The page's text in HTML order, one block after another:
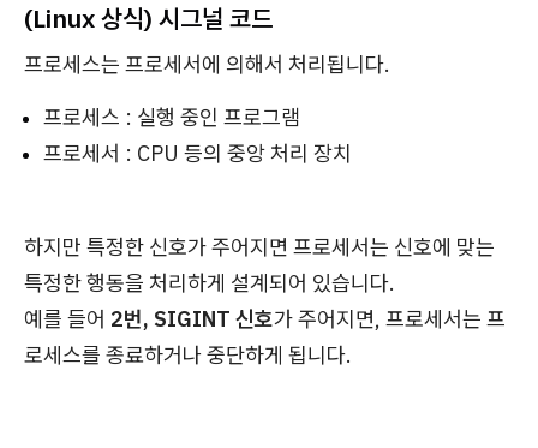
(Linux 상식) 시그널 코드
프로세스는 프로세서에 의해서 처리됩니다.
프로세스 : 실행 중인 프로그램
프로세서 : CPU 등의 중앙 처리 장치
하지만 특정한 신호가 주어지면 프로세서는 신호에 맞는
특정한 행동을 처리하게 설계되어 있습니다.
예를 들어 2번, SIGINT 신호가 주어지면, 프로세서는 프
로세스를 종료하거나 중단하게 됩니다.